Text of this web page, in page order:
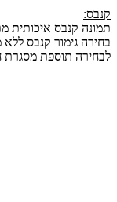
קנבס:
תמונה קנבס איכותית
בחירה גימור קנבס
לבחירה תוספת מסגרת